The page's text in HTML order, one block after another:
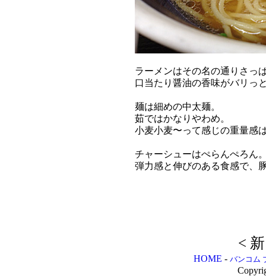
ラーメンはその名の通りさっ
口当たり醤油の香味がバリっ
麺は細めの中太麺。
茹ではかなりやわめ。
小麦小麦〜って感じの重量感
チャーシューはぺらんぺろん
弾力感と伸びのある食感で、
<
HOME - バンコム